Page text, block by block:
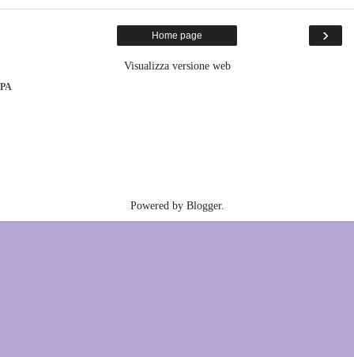
›
Home page
Visualizza versione web
PA
Powered by Blogger.